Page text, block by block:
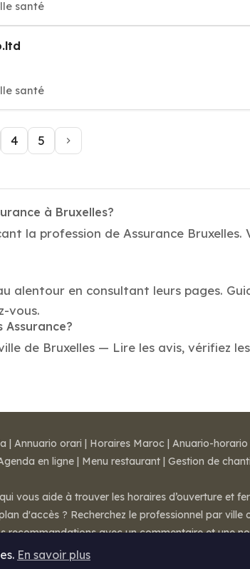
santé
santé
4 5
à Bruxelles?
la profession de Assurance
alentour en consultant leurs pages.
vous.
Assurance?
de Bruxelles — Lire les avis, vérifiez
En savoir plus
| Annuario orari | Horaires Maroc | Anuario-horario
en ligne | Menu restaurant | Gestion de
vous aide à trouver les horaires d’ouverture et
d'accès ? Recherchez le professionnel par
recommandations avec un commentaire et une